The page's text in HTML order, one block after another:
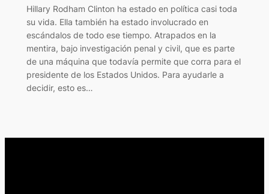
Hillary Rodham Clinton ha estado en política casi toda
su vida. Ella también ha estado involucrado en
escándalos de todo ese tiempo. Atrapados en la
mentira, bajo investigación penal y civil, que es parte
de una máquina que todavía permite que corra para el
presidente de los Estados Unidos. Para ayudarle a
decidir, esto es…